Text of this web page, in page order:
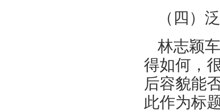
（四）
林志颖
得如何，
后容貌能
此作为标